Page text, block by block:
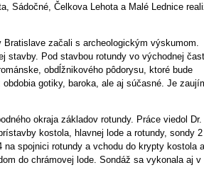
Sádočné, Čelkova Lehota a Malé Lednice
začali s archeologickým výskumom.
stavby. Pod stavbou rotundy vo východnej
obdĺžnikového pôdorysu, ktoré bude
gotiky, baroka, ale aj súčasné. Je
okraja základov rotundy. Práce viedol Dr.
kostola, hlavnej lode a rotundy, sondy
spojnici rotundy a vchodu do krypty kostola a
do chrámovej lode. Sondáž sa vykonala aj v